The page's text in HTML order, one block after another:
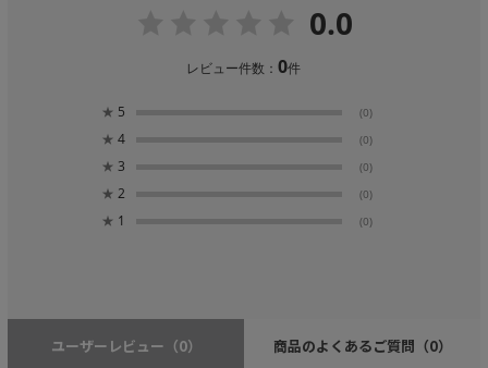
0.0
レビュー件数：0件
★ 5 (0)
★ 4 (0)
★ 3 (0)
★ 2 (0)
★ 1 (0)
ユーザーレビュー （0） 商品のよくあるご質問 （0）